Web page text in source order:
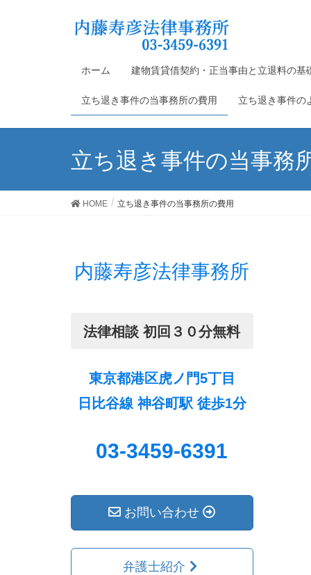
ホーム 建物賃貸借契約・正当事由と立退料の基
立ち退き事件の当事務所の費用 立ち退き事件の
立ち退き事件の当事務
HOME 立ち退き事件の当事務所の費用
内藤寿彦法律事務所
法律相談 初回３０分無料
東京都港区虎ノ門5丁目
日比谷線 神谷町駅 徒歩1分
03-3459-6391
お問い合わせ
弁護士紹介